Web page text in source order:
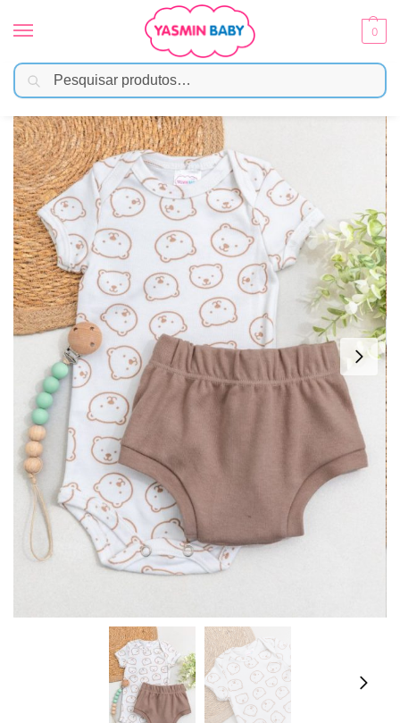
0
Início Moda Bebê / Menina / Conjunto Bebê Body e Tapa Fralda Suedine – Ursinho Neutro